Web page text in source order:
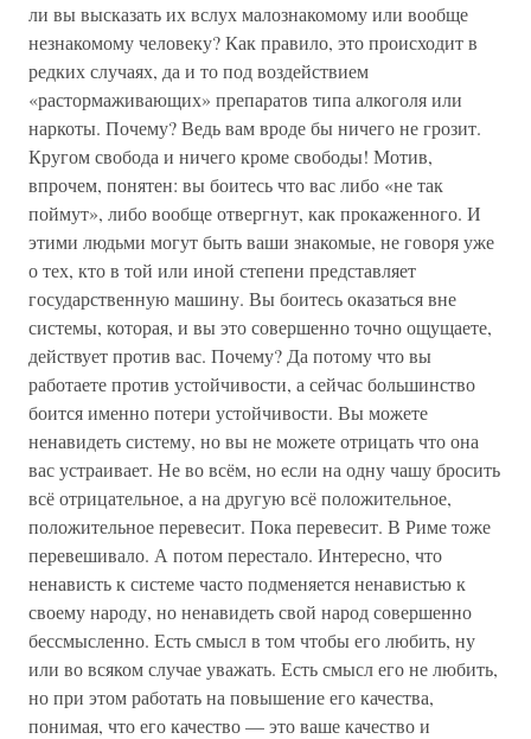
ли вы высказать их вслух малознакомому или вообще
незнакомому человеку? Как правило, это происходит в
редких случаях, да и то под воздействием
«растормаживающих» препаратов типа алкоголя или
наркоты. Почему? Ведь вам вроде бы ничего не грозит.
Кругом свобода и ничего кроме свободы! Мотив,
впрочем, понятен: вы боитесь что вас либо «не так
поймут», либо вообще отвергнут, как прокаженного. И
этими людьми могут быть ваши знакомые, не говоря уже
о тех, кто в той или иной степени представляет
государственную машину. Вы боитесь оказаться вне
системы, которая, и вы это совершенно точно ощущаете,
действует против вас. Почему? Да потому что вы
работаете против устойчивости, а сейчас большинство
боится именно потери устойчивости. Вы можете
ненавидеть систему, но вы не можете отрицать что она
вас устраивает. Не во всём, но если на одну чашу бросить
всё отрицательное, а на другую всё положительное,
положительное перевесит. Пока перевесит. В Риме тоже
перевешивало. А потом перестало. Интересно, что
ненависть к системе часто подменяется ненавистью к
своему народу, но ненавидеть свой народ совершенно
бессмысленно. Есть смысл в том чтобы его любить, ну
или во всяком случае уважать. Есть смысл его не любить,
но при этом работать на повышение его качества,
понимая, что его качество — это ваше качество и